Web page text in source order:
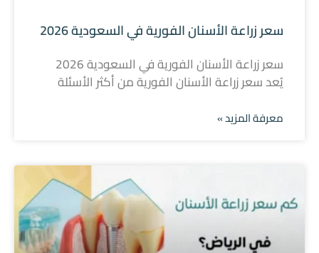
سعر زراعة الأسنان الفورية في السعودية 2026
سعر زراعة الأسنان الفورية في السعودية 2026
يُعد سعر زراعة الأسنان الفورية من أكثر الأسئلة
معرفة المزيد »